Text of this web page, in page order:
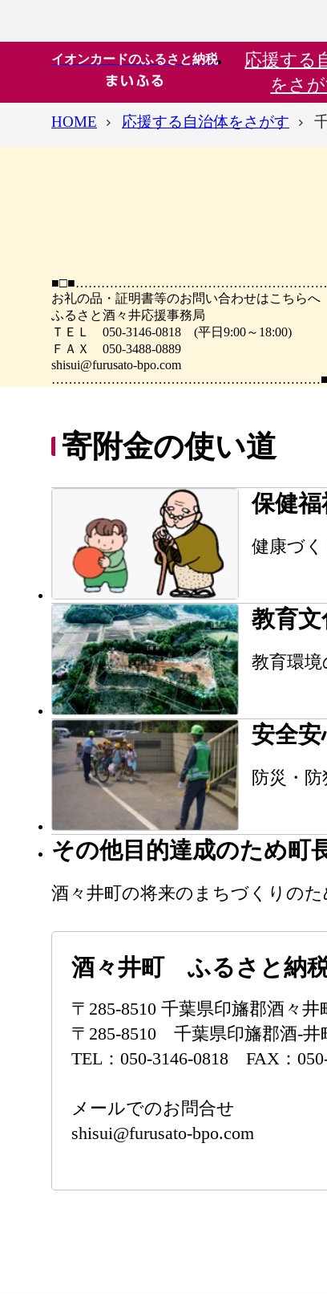
イオンカードのふるさと納税 応援する
をさ
HOME 応援する自治体をさがす
お礼の品・証明書等のお問い合わせはこちらへ
ふるさと酒々井応援事務局
ＴＥＬ 050-3146-0818 (平日9:00～18:00)
ＦＡＸ 050-3488-0889
shisui@furusato-bpo.com
寄附金の使い道
保健
健康づ
教育
教育環
安全
防災・
その他目的達成のため町
酒々井町の将来のまちづくりの
酒々井町 ふるさと納
〒285-8510 千葉県印旛郡酒々
〒285-8510 千葉県印旛郡酒-井
TEL：050-3146-0818 FAX：
メールでのお問合せ
shisui@furusato-bpo.com